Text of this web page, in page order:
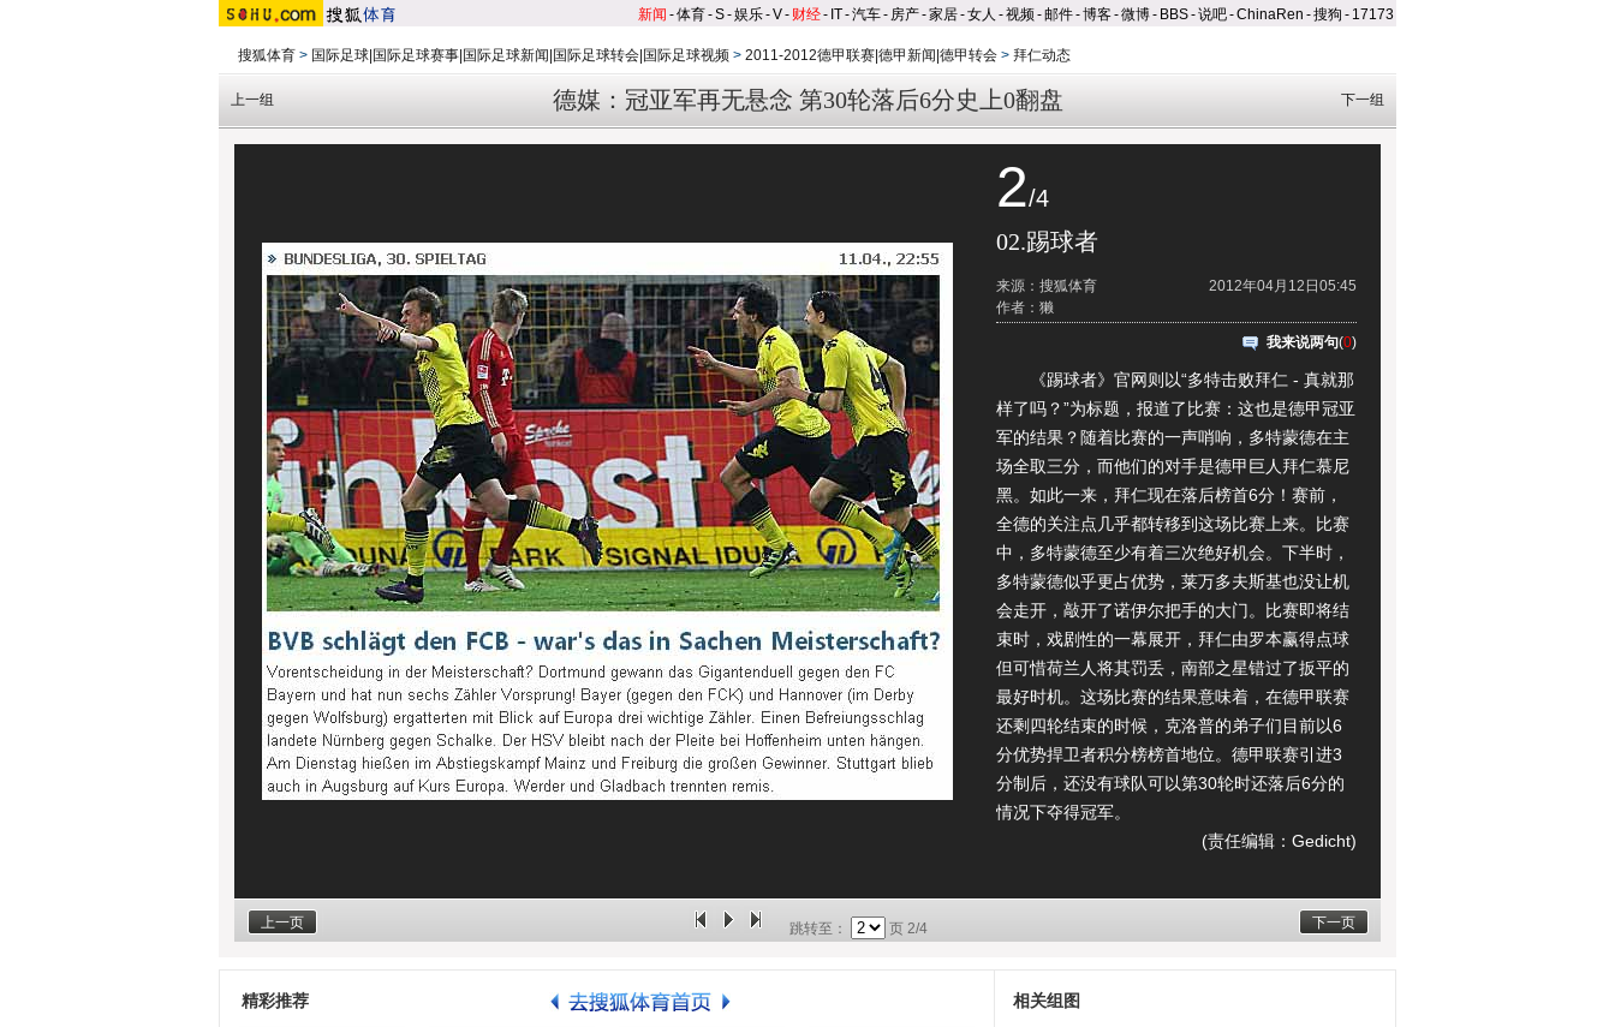
新闻 -体育-S-娱乐-V- 财经- IT-汽车- 房产-家居-女人 -视频-邮件-博客-微博- BBS-说吧-ChinaRen -搜狗 - 17173
搜狐体育 > 国际足球|国际足球赛事|国际足球新闻|国际足球转会|国际足球视频 > 2011-2012德甲联赛|德甲新闻|德甲转会 > 拜仁动态
德媒：冠亚军再无悬念 第30轮落后6分史上0翻盘
上一组 下一组
2/4
02.踢球者
2012年04月12日05:45
来源：搜狐体育
作者：獭
我来说两句(0)
《踢球者》官网则以“多特击败拜仁 - 真就那
样了吗？”为标题，报道了比赛：这也是德甲冠亚
军的结果？随着比赛的一声哨响，多特蒙德在主
场全取三分，而他们的对手是德甲巨人拜仁慕尼
黑。如此一来，拜仁现在落后榜首6分！赛前，
全德的关注点几乎都转移到这场比赛上来。比赛
中，多特蒙德至少有着三次绝好机会。下半时，
多特蒙德似乎更占优势，莱万多夫斯基也没让机
会走开，敲开了诺伊尔把手的大门。比赛即将结
束时，戏剧性的一幕展开，拜仁由罗本赢得点球
但可惜荷兰人将其罚丢，南部之星错过了扳平的
最好时机。这场比赛的结果意味着，在德甲联赛
还剩四轮结束的时候，克洛普的弟子们目前以6
分优势捍卫者积分榜榜首地位。德甲联赛引进3
分制后，还没有球队可以第30轮时还落后6分的
情况下夺得冠军。
(责任编辑：Gedicht)
上一页 下一页
跳转至： 页 2/4
精彩推荐 相关组图